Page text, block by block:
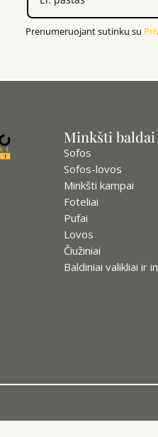
Prenumeruojant sutinku su
Minkšti baldai
Sofos
Sofos-lovos
Minkšti kampai
Foteliai
Pufai
Lovos
Čiužiniai
Baldiniai valikliai ir